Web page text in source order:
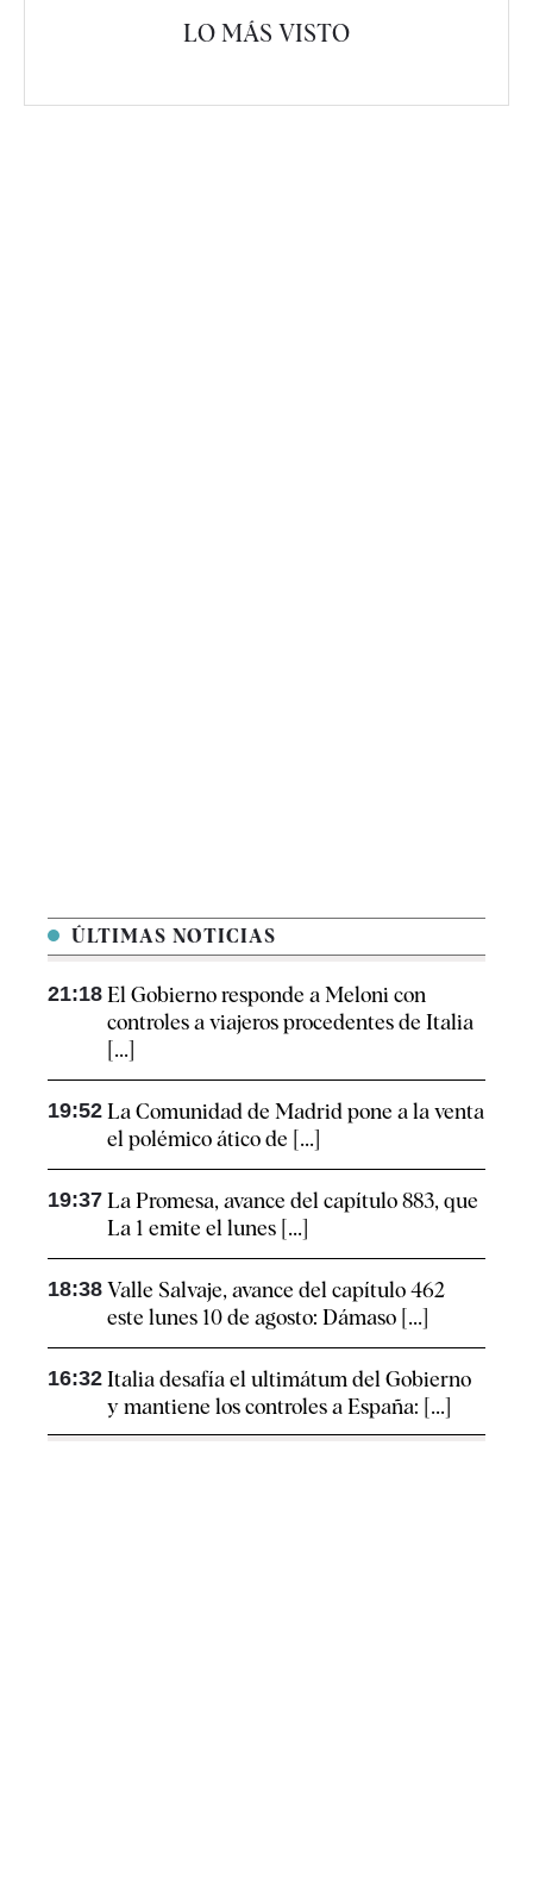
LO MÁS VISTO
ÚLTIMAS NOTICIAS
21:18 El Gobierno responde a Meloni con
controles a viajeros procedentes de Italia
[...]
19:52 La Comunidad de Madrid pone a la venta
el polémico ático de [...]
19:37 La Promesa, avance del capítulo 883, que
La 1 emite el lunes [...]
18:38 Valle Salvaje, avance del capítulo 462
este lunes 10 de agosto: Dámaso [...]
16:32 Italia desafía el ultimátum del Gobierno
y mantiene los controles a España: [...]